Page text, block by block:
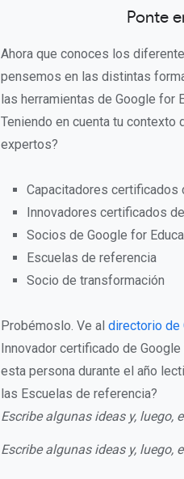
Ponte
Ahora que conoces los
pensemos en las distintas
las herramientas de Google for
Teniendo en cuenta tu contexto
expertos?
Capacitadores certificados
Innovadores certificados
Socios de Google for
Escuelas de referencia
Socio de transformación
Probémoslo. Ve al directorio de
Innovador certificado de
esta persona durante el año
las Escuelas de referencia?
Escribe algunas ideas y, luego,
Escribe algunas ideas y, luego,